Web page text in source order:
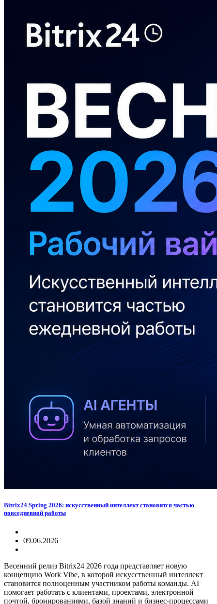
Bitrix24 Spring 2026: искусственный интеллект становится частью
повседневной работы
09.06.2026
Весенний релиз Bitrix24 2026 года представляет новую
концепцию Work Vibe, в которой искусственный интеллект
становится полноценным участником работы команды. AI
помогает работать с клиентами, проектами, электронной
почтой, бронированиями, базой знаний и бизнес-процессами